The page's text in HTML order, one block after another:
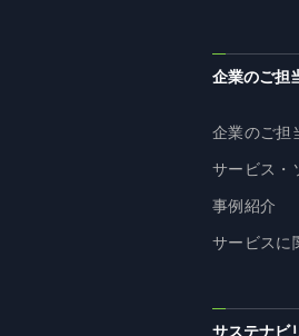
企業のご担
企業のご担
サービス・
事例紹介
サービスに
サステナビ